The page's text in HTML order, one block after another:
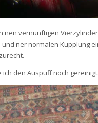
nen vernünftigen
ner normalen Kupplung
ich den Auspuff noch gereinigt.